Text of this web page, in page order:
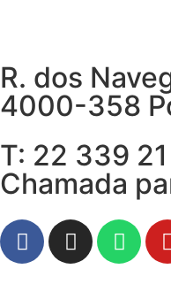
R. dos
4000-358
T: 22 339
Chamada